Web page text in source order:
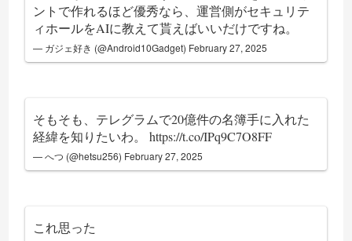
ントで作れるほど優秀なら、運営側がセキュリテ
ィホールをAIに教えて貰えばいいだけですね。
— ガジェ好き (@Android10Gadget) February 27, 2025
そもそも、テレグラムで20億件の名簿手に入れた
経緯を知りたいわ。https://t.co/IPq9C7O8FF
— へつ (@hetsu256) February 27, 2025
これ思った